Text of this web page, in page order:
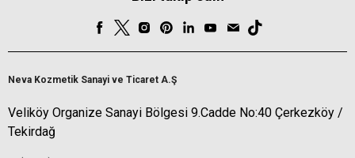
Neva Kozmetik Sanayi ve Ticaret A.Ş
Veliköy Organize Sanayi Bölgesi 9.Cadde No:40 Çerkezköy /
Tekirdağ